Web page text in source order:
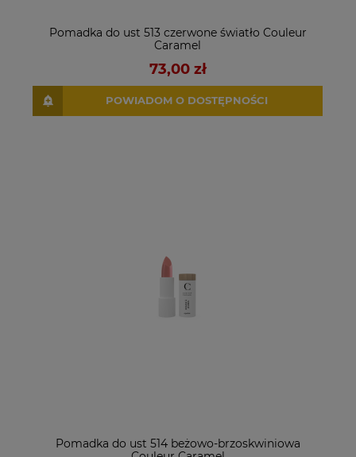
Pomadka do ust 513 czerwone światło Couleur
Caramel
73,00 zł
POWIADOM O DOSTĘPNOŚCI
Pomadka do ust 514 beżowo-brzoskwiniowa